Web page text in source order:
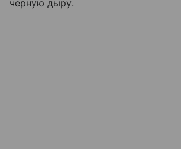
черную дыру.